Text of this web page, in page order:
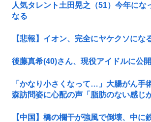
人気タレント土田晃之（51）今年にな
なる
【悲報】イオン、完全にヤケクソにな
後藤真希(40)さん、現役アイドルに公
「かなり小さくなって…」大腸がん手
森訪問姿に心配の声「脂肪のない感じ
【中国】橋の欄干が強風で倒壊、中に